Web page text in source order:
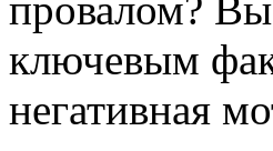
ключевым
негативная